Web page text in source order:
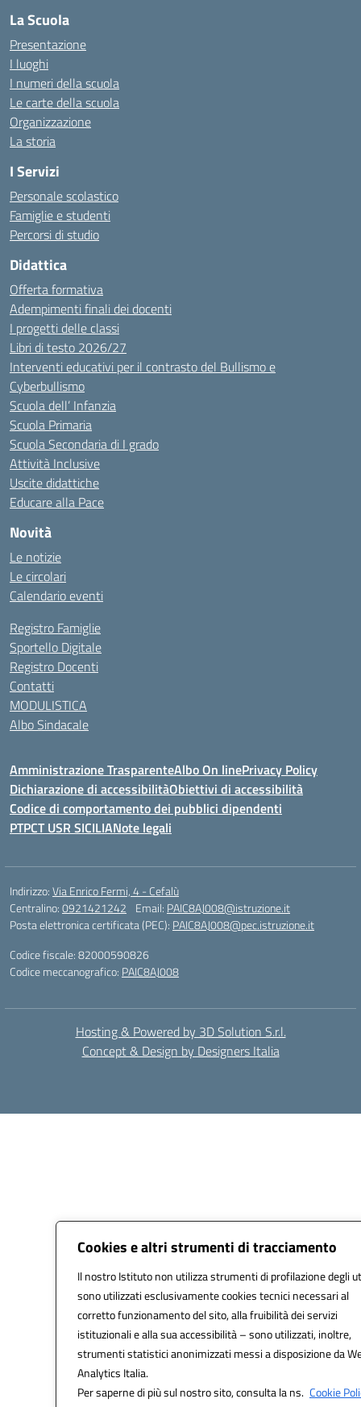
Cookies e altri strumenti di tracciamento
Il nostro Istituto non utilizza strumenti di profilazione degli
sono utilizzati esclusivamente cookies tecnici necessari al
corretto funzionamento del sito, alla fruibilità dei servizi
istituzionali e alla sua accessibilità – sono utilizzati, inoltre,
strumenti statistici anonimizzati messi a disposizione da
Analytics Italia.
Per saperne di più sul nostro sito, consulta la ns. Cookie
La Scuola
Presentazione
I luoghi
I numeri della scuola
Le carte della scuola
Organizzazione
La storia
I Servizi
Personale scolastico
Famiglie e studenti
Percorsi di studio
Didattica
Offerta formativa
Adempimenti finali dei docenti
I progetti delle classi
Libri di testo 2026/27
Interventi educativi per il contrasto del Bullismo e
Cyberbullismo
Scuola dell’ Infanzia
Scuola Primaria
Scuola Secondaria di I grado
Attività Inclusive
Uscite didattiche
Educare alla Pace
Novità
Le notizie
Le circolari
Calendario eventi
Registro Famiglie
Sportello Digitale
Registro Docenti
Contatti
MODULISTICA
Albo Sindacale
Amministrazione TrasparenteAlbo On linePrivacy Policy
Dichiarazione di accessibilitàObiettivi di accessibilità
Codice di comportamento dei pubblici dipendenti
PTPCT USR SICILIANote legali
Indirizzo:Via Enrico Fermi, 4 - Cefalù
Centralino:0921421242 Email: PAIC8AJ008@istruzione.it
Posta elettronica certificata (PEC): PAIC8AJ008@pec.istruzione.it
Codice fiscale: 82000590826
Codice meccanografico: PAIC8AJ008
Hosting & Powered by 3D Solution S.r.l.
Concept & Design by Designers Italia